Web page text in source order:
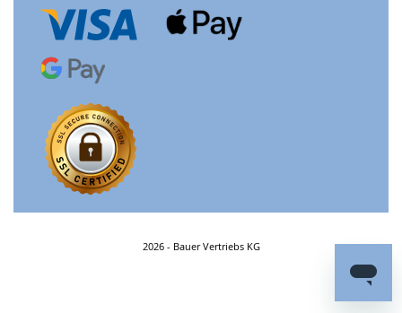
2026 - Bauer Vertriebs KG